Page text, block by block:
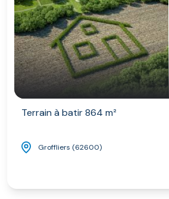
Terrain à batir 864 m²
Groffliers (62600)